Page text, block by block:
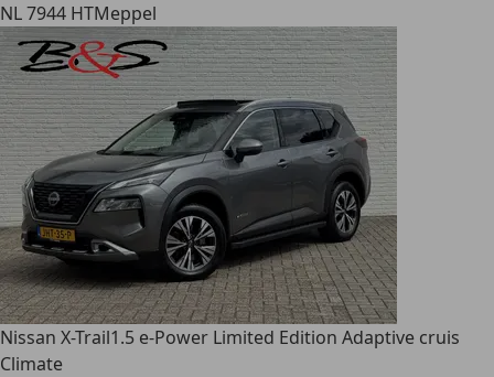
NL 7944 HTMeppel
Nissan X-Trail1.5 e-Power Limited Edition Adaptive cruis
Climate